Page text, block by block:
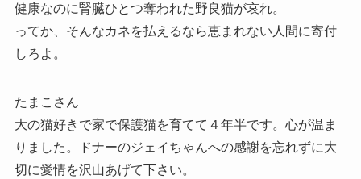
健康なのに腎臓ひとつ奪われた野良猫が哀れ。
ってか、そんなカネを払えるなら恵まれない人間に寄付
しろよ。
たまこさん
大の猫好きで家で保護猫を育てて４年半です。心が温ま
りました。ドナーのジェイちゃんへの感謝を忘れずに大
切に愛情を沢山あげて下さい。